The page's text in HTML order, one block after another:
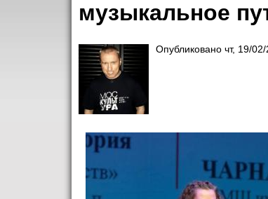
музыкальное
Опубликовано чт, 19/